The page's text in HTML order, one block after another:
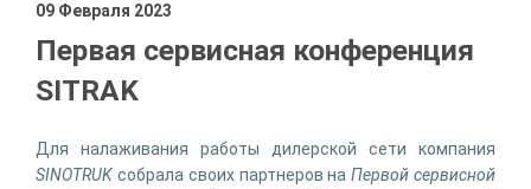
09 Февраля 2023
Первая сервисная конференция
SITRAK
Для налаживания работы дилерской сети компания
SINOTRUK собрала своих партнеров наПервой сервисной